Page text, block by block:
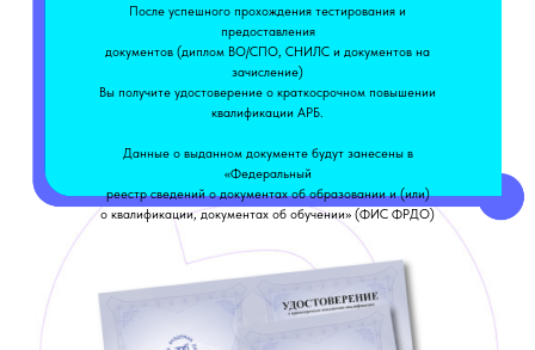
После успешного прохождения тестирования и
предоставления
документов (диплом ВО/СПО, СНИЛС и документов на
зачисление)
Вы получите удостоверение о краткосрочном повышении
квалификации АРБ.
Данные о выданном документе будут занесены в
«Федеральный
реестр сведений о документах об образовании и (или)
о квалификации, документах об обучении» (ФИС ФРДО)